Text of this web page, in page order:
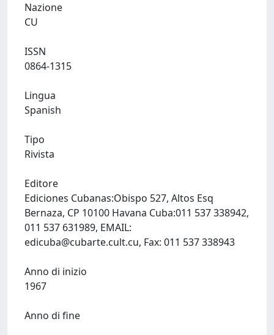
Nazione
ISSN
Lingua
Tipo
Rivista
Editore
Ediciones Cubanas:Obispo 527, Altos Esq
Bernaza, CP 10100 Havana Cuba:011 537 338942,
011 537 631989, EMAIL:
edicuba@cubarte.cult.cu
Anno di inizio
Anno di fine